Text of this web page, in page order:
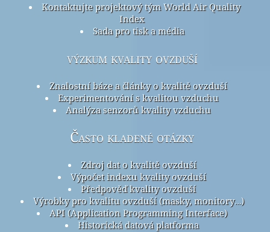
Kontaktujte projektový tým World Air Quality
Index
Sada pro tisk a média
výzkum kvality ovzduší
Znalostní báze a články o kvalitě ovzduší
Experimentování s kvalitou vzduchu
Analýza senzorů kvality vzduchu
Často kladené otázky
Zdroj dat o kvalitě ovzduší
Výpočet indexu kvality ovzduší
Předpověď kvality ovzduší
Výrobky pro kvalitu ovzduší (masky, monitory…)
API (Application Programming Interface)
Historická datová platforma